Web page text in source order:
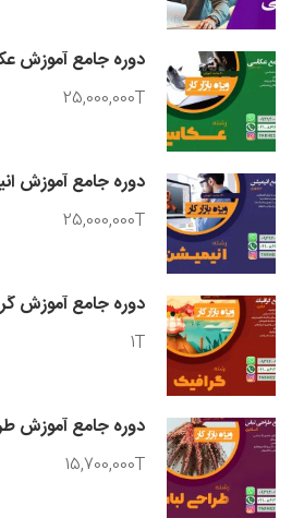
دوره جامع آموزش
25,000,000T
دوره جامع آموزش
25,000,000T
دوره جامع آموزش
1T
دوره جامع آموزش
15,700,000T